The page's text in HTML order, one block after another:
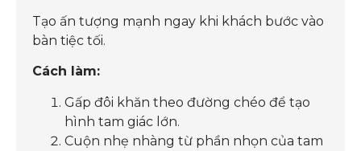
Tạo ấn tượng mạnh ngay khi khách bước vào
bàn tiệc tối.
Cách làm:
Gấp đôi khăn theo đường chéo để tạo
hình tam giác lớn.
Cuộn nhẹ nhàng từ phần nhọn của tam